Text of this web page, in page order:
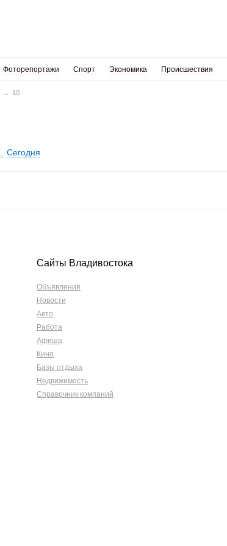
Фоторепортажи Спорт Экономика Происшествия
10
Сегодня
Сайты Владивостока
Объявления
Новости
Авто
Работа
Афиша
Кино
Базы отдыха
Недвижимость
Справочник компаний